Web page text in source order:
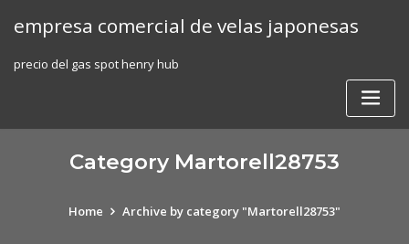
empresa comercial de velas japonesas
precio del gas spot henry hub
Category Martorell28753
Home Archive by category "Martorell28753"